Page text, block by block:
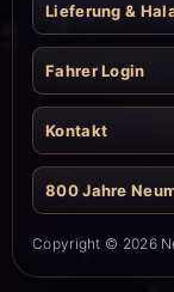
Lieferung &
Fahrer Login
Kontakt
800 Jahre
Copyright © 2026